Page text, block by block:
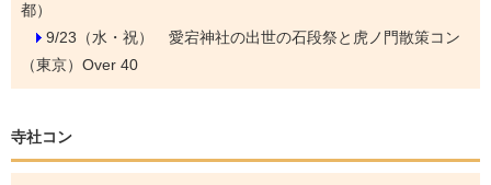
都）
9/23（水・祝） 愛宕神社の出世の石段祭と虎ノ門散策コン
（東京）Over 40
寺社コン